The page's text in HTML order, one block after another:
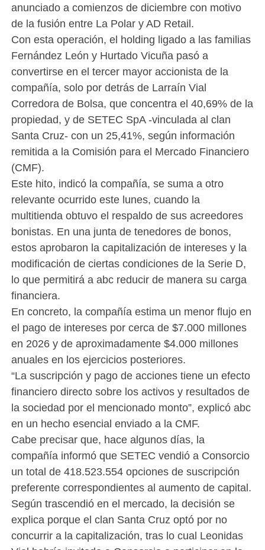
anunciado a comienzos de diciembre con motivo
de la fusión entre La Polar y AD Retail.
Con esta operación, el holding ligado a las familias
Fernández León y Hurtado Vicuña pasó a
convertirse en el tercer mayor accionista de la
compañía, solo por detrás de Larraín Vial
Corredora de Bolsa, que concentra el 40,69% de la
propiedad, y de SETEC SpA -vinculada al clan
Santa Cruz- con un 25,41%, según información
remitida a la Comisión para el Mercado Financiero
(CMF).
Este hito, indicó la compañía, se suma a otro
relevante ocurrido este lunes, cuando la
multitienda obtuvo el respaldo de sus acreedores
bonistas. En una junta de tenedores de bonos,
estos aprobaron la capitalización de intereses y la
modificación de ciertas condiciones de la Serie D,
lo que permitirá a abc reducir de manera su carga
financiera.
En concreto, la compañía estima un menor flujo en
el pago de intereses por cerca de $7.000 millones
en 2026 y de aproximadamente $4.000 millones
anuales en los ejercicios posteriores.
“La suscripción y pago de acciones tiene un efecto
financiero directo sobre los activos y resultados de
la sociedad por el mencionado monto”, explicó abc
en un hecho esencial enviado a la CMF.
Cabe precisar que, hace algunos días, la
compañía informó que SETEC vendió a Consorcio
un total de 418.523.554 opciones de suscripción
preferente correspondientes al aumento de capital.
Según trascendió en el mercado, la decisión se
explica porque el clan Santa Cruz optó por no
concurrir a la capitalización, tras lo cual Leonidas